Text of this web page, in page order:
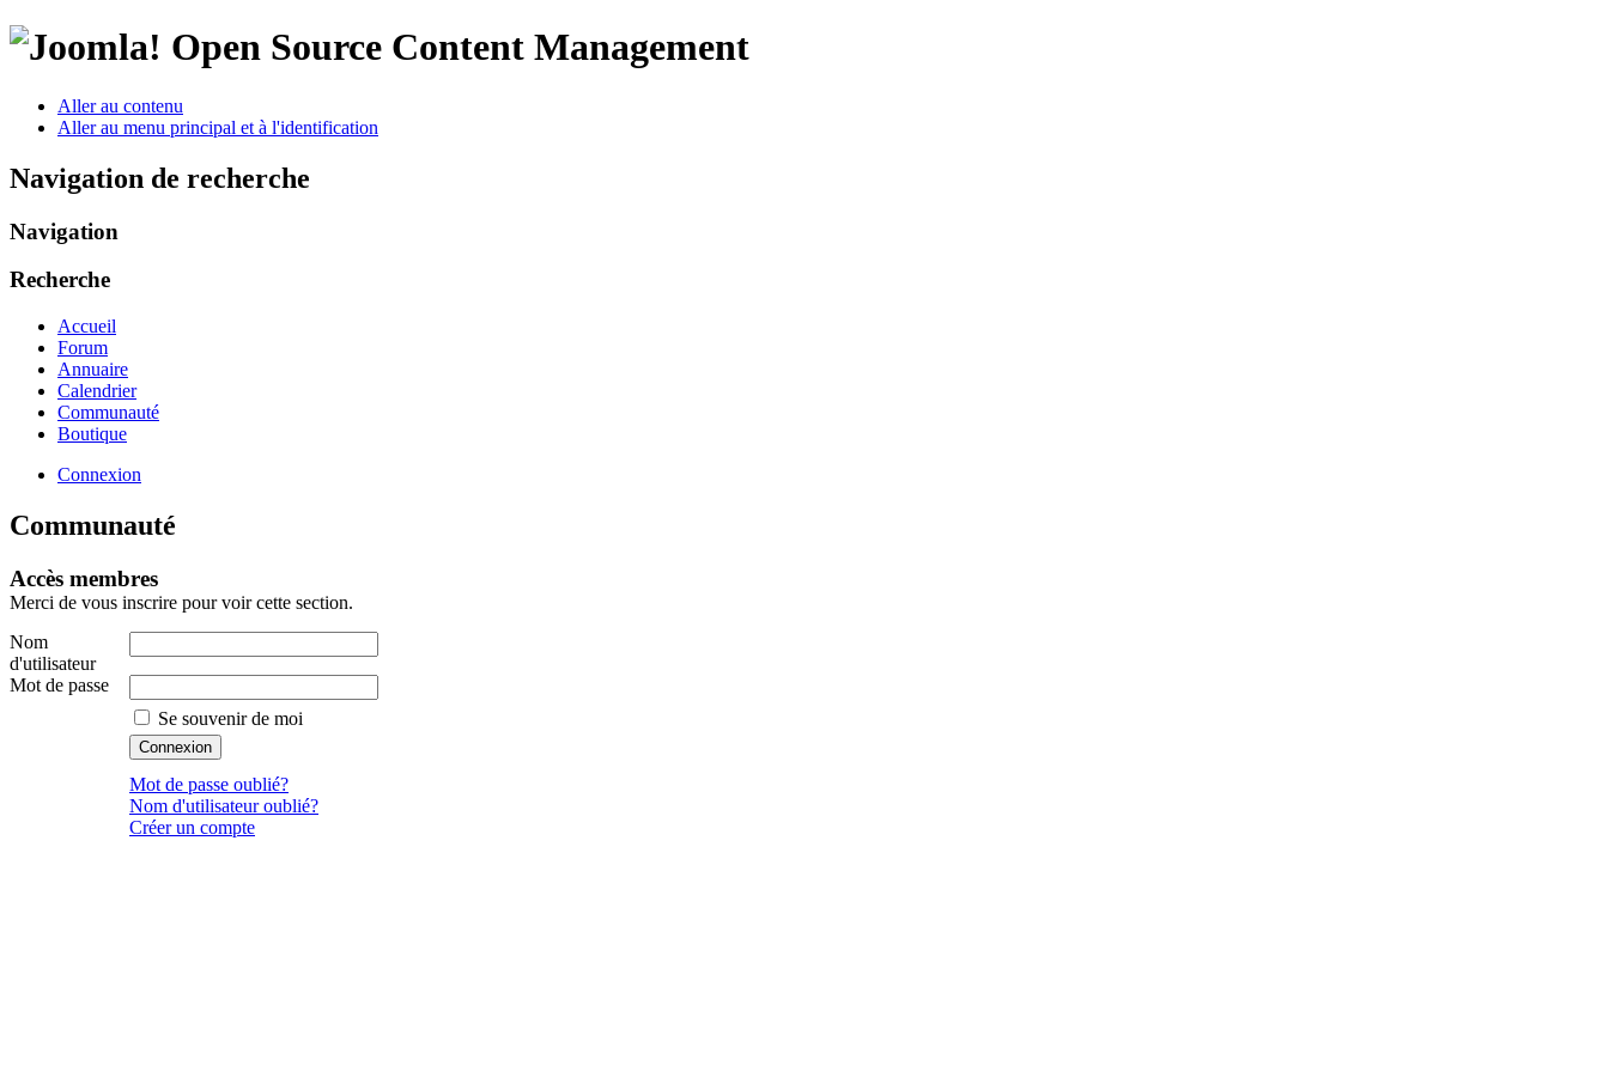
Open Source Content Management
Aller au contenu
Aller au menu principal et à l'identification
Navigation de recherche
Navigation
Recherche
Accueil
Forum
Annuaire
Calendrier
Communauté
Boutique
Connexion
Communauté
Accès membres
Merci de vous inscrire pour voir cette section.
Nom
d'utilisateur
Mot de passe
Se souvenir de moi
Mot de passe oublié?
Nom d'utilisateur oublié?
Créer un compte